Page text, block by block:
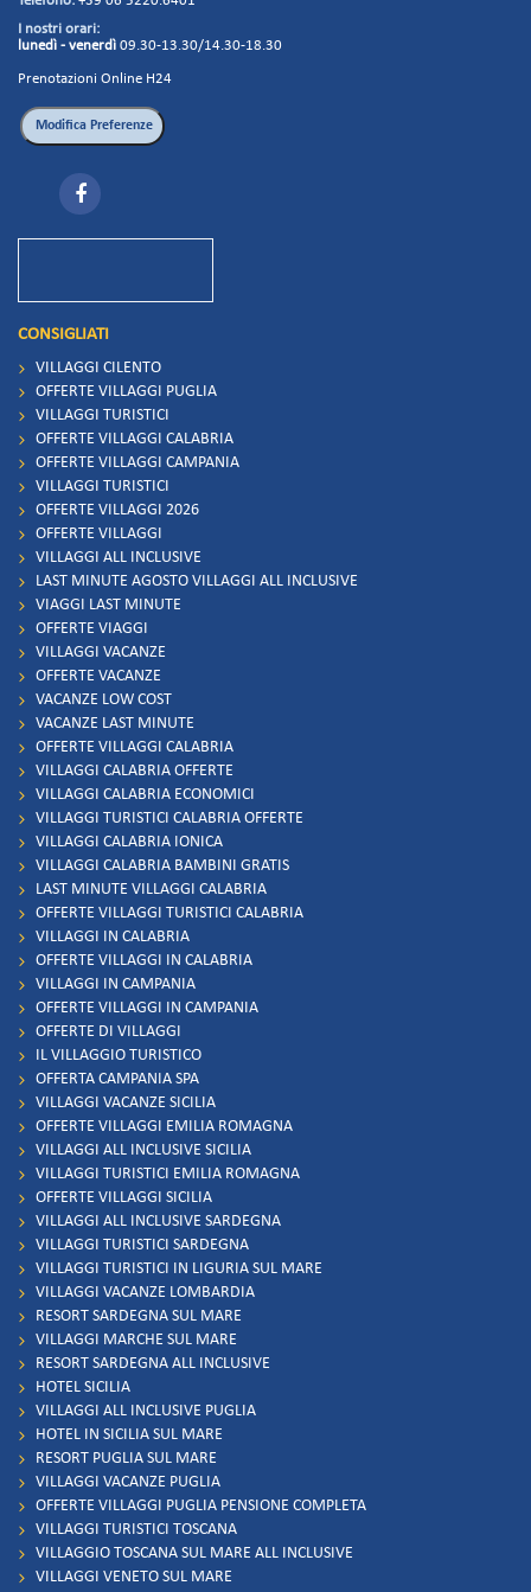
I nostri orari:
lunedì - venerdì 09.30-13.30/14.30-18.30
Prenotazioni Online H24
CONSIGLIATI
VILLAGGI CILENTO
OFFERTE VILLAGGI PUGLIA
VILLAGGI TURISTICI
OFFERTE VILLAGGI CALABRIA
OFFERTE VILLAGGI CAMPANIA
VILLAGGI TURISTICI
OFFERTE VILLAGGI 2026
OFFERTE VILLAGGI
VILLAGGI ALL INCLUSIVE
LAST MINUTE AGOSTO VILLAGGI ALL INCLUSIVE
VIAGGI LAST MINUTE
OFFERTE VIAGGI
VILLAGGI VACANZE
OFFERTE VACANZE
VACANZE LOW COST
VACANZE LAST MINUTE
OFFERTE VILLAGGI CALABRIA
VILLAGGI CALABRIA OFFERTE
VILLAGGI CALABRIA ECONOMICI
VILLAGGI TURISTICI CALABRIA OFFERTE
VILLAGGI CALABRIA IONICA
VILLAGGI CALABRIA BAMBINI GRATIS
LAST MINUTE VILLAGGI CALABRIA
OFFERTE VILLAGGI TURISTICI CALABRIA
VILLAGGI IN CALABRIA
OFFERTE VILLAGGI IN CALABRIA
VILLAGGI IN CAMPANIA
OFFERTE VILLAGGI IN CAMPANIA
OFFERTE DI VILLAGGI
IL VILLAGGIO TURISTICO
OFFERTA CAMPANIA SPA
VILLAGGI VACANZE SICILIA
OFFERTE VILLAGGI EMILIA ROMAGNA
VILLAGGI ALL INCLUSIVE SICILIA
VILLAGGI TURISTICI EMILIA ROMAGNA
OFFERTE VILLAGGI SICILIA
VILLAGGI ALL INCLUSIVE SARDEGNA
VILLAGGI TURISTICI SARDEGNA
VILLAGGI TURISTICI IN LIGURIA SUL MARE
VILLAGGI VACANZE LOMBARDIA
RESORT SARDEGNA SUL MARE
VILLAGGI MARCHE SUL MARE
RESORT SARDEGNA ALL INCLUSIVE
HOTEL SICILIA
VILLAGGI ALL INCLUSIVE PUGLIA
HOTEL IN SICILIA SUL MARE
RESORT PUGLIA SUL MARE
VILLAGGI VACANZE PUGLIA
OFFERTE VILLAGGI PUGLIA PENSIONE COMPLETA
VILLAGGI TURISTICI TOSCANA
VILLAGGIO TOSCANA SUL MARE ALL INCLUSIVE
VILLAGGI VENETO SUL MARE